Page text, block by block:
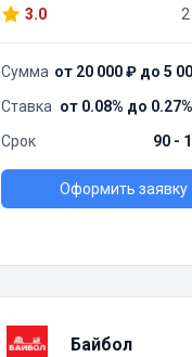
3.0
Сумма от 20 000 ₽ до 5
Ставка от 0.08% до
Срок
90 -
Оформить заявку
Байбол